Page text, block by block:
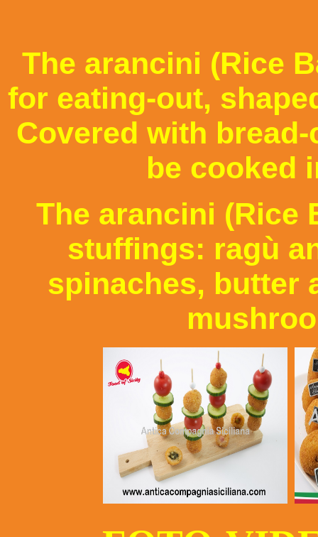
The arancini (Rice
for eating-out,
Covered with
be cooked
The arancini (Rice
stuffings: ragù
spinaches, butter